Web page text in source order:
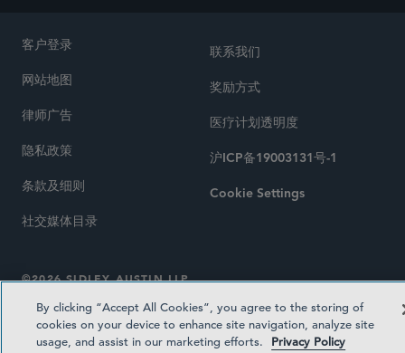
客户登录
网站地图
律师广告
隐私政策
条款及细则
社交媒体目录
联系我们
奖励方式
医疗计划透明度
沪ICP备19003131号-1
Cookie Settings
©2026 SIDLEY AUSTIN LLP
By clicking “Accept All Cookies”, you agree to the storing of
cookies on your device to enhance site navigation, analyze site
usage, and assist in our marketing efforts.
Privacy Policy